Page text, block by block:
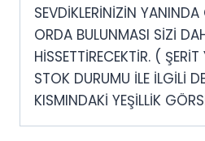
SEVDİKLERİNİZİN
ORDA BULUNMASI SİZİ
HİSSETTİRECEKTİR. (
STOK DURUMU İLE İLGİLİ
KISMINDAKİ YEŞİLLİK